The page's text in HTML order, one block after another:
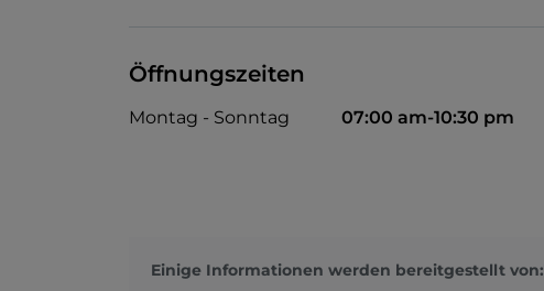
Öffnungszeiten
Montag - Sonntag 07:00 am-10:30 pm
Einige Informationen werden bereitgestellt von: